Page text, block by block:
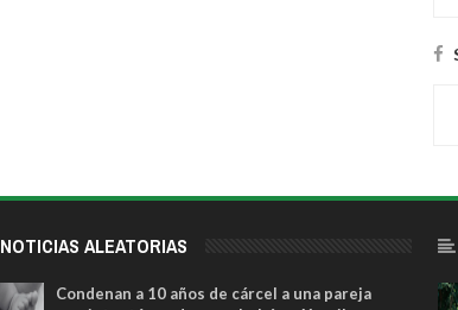
NOTICIAS ALEATORIAS
Condenan a 10 años de cárcel a una pareja